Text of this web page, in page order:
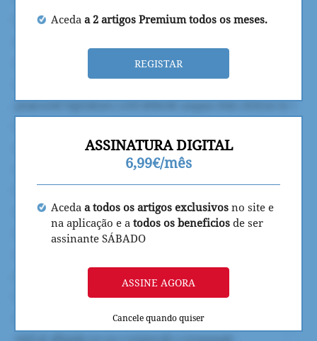
Aceda a 2 artigos Premium todos os meses.
REGISTAR
ASSINATURA DIGITAL
6,99€/mês
Aceda a todos os artigos exclusivos no site e
na aplicação e a todos os beneficios de ser
assinante SÁBADO
ASSINE AGORA
Cancele quando quiser